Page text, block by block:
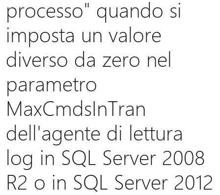
processo" quando si
imposta un valore
diverso da zero nel
parametro
MaxCmdsInTran
dell'agente di lettura
log in SQL Server 2008
R2 o in SQL Server 2012